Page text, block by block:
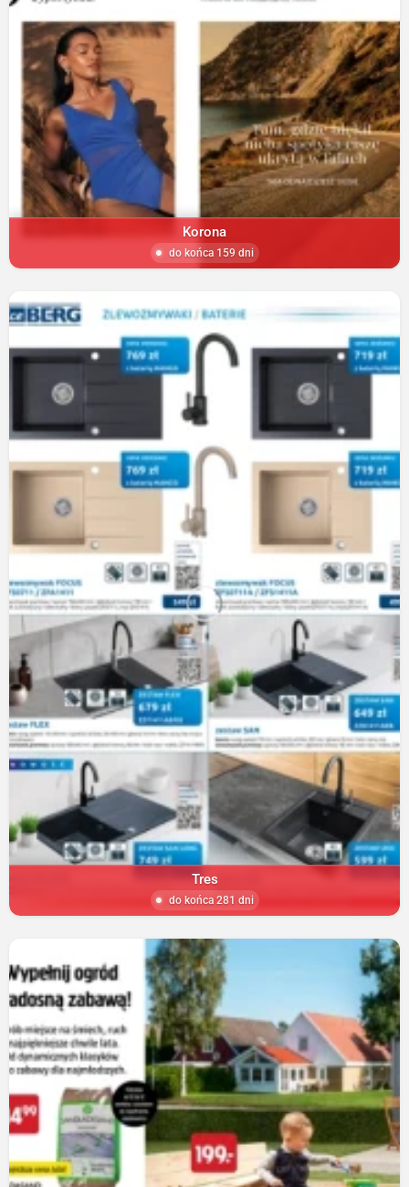
Korona
do końca 159 dni
Tres
do końca 281 dni